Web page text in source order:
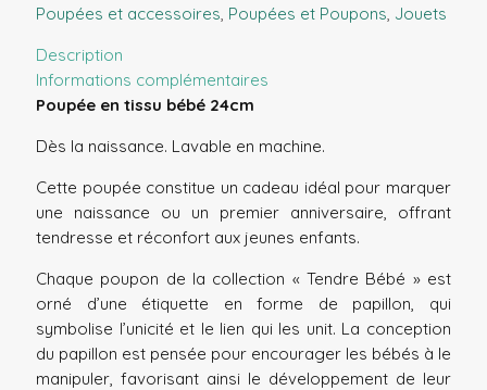
Poupées et accessoires, Poupées et Poupons, Jouets
Description
Informations complémentaires
Poupée en tissu bébé 24cm
Dès la naissance. Lavable en machine.
Cette poupée constitue un cadeau idéal pour marquer
une naissance ou un premier anniversaire, offrant
tendresse et réconfort aux jeunes enfants.
Chaque poupon de la collection « Tendre Bébé » est
orné d’une étiquette en forme de papillon, qui
symbolise l’unicité et le lien qui les unit. La conception
du papillon est pensée pour encourager les bébés à le
manipuler, favorisant ainsi le développement de leur